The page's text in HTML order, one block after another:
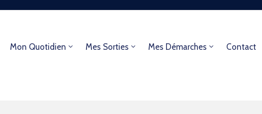
Mon Quotidien Mes Sorties Mes Démarches Contact